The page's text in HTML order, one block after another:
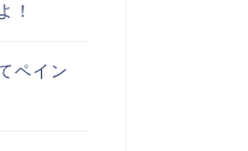
！
ペイン